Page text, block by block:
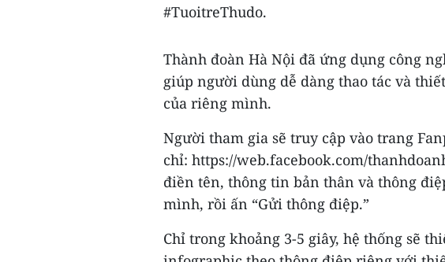
#TuoitreThudo.
Thành đoàn Hà Nội đã ứng dụng công
giúp người dùng dễ dàng thao tác và
của riêng mình.
Người tham gia sẽ truy cập vào trang
chỉ: https://web.facebook.com/
điền tên, thông tin bản thân và thông
mình, rồi ấn “Gửi thông điệp.”
Chỉ trong khoảng 3-5 giây, hệ thống sẽ